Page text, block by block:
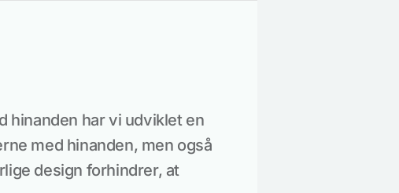
hinanden har vi udviklet en
med hinanden, men også
design forhindrer, at